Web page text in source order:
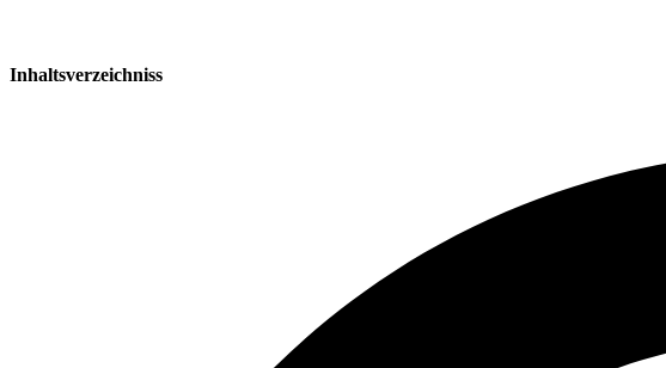
Inhaltsverzeichniss